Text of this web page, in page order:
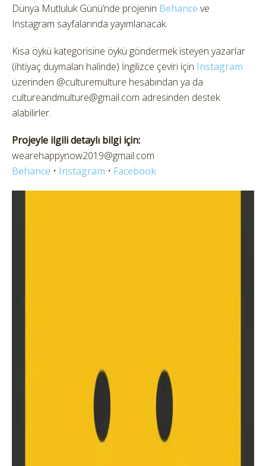
Dünya Mutluluk Günü’nde projenin Behance ve
Instagram sayfalarında yayımlanacak.
Kısa öykü kategorisine öykü göndermek isteyen yazarlar
(ihtiyaç duymaları halinde) İngilizce çeviri için Instagram
üzerinden @culturemulture hesabından ya da
cultureandmulture@gmail.com adresinden destek
alabilirler.
Projeyle ilgili detaylı bilgi için:
wearehappynow2019@gmail.com
Behance • Instagram • Facebook